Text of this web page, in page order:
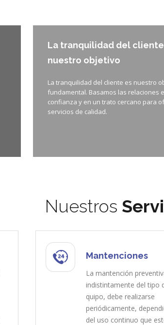
La tranquilidad del
nuestro objetivo
La tranquilidad del cliente es nuestro
fundamental. Basamos las relaciones
confianza y en un trato cercano para
servicios de calidad.
Nuestros
Mantenciones
La mantención
indistintamente del tipo
quipo, debe realizarse
periódicamente,
del uso continuo que